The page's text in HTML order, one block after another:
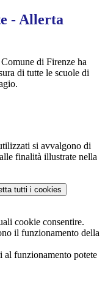
- Allerta
di Firenze ha
di tutte le scuole di
si avvalgono di
finalità illustrate nella
tutti i cookies
cookie consentire.
il funzionamento della
al funzionamento potete